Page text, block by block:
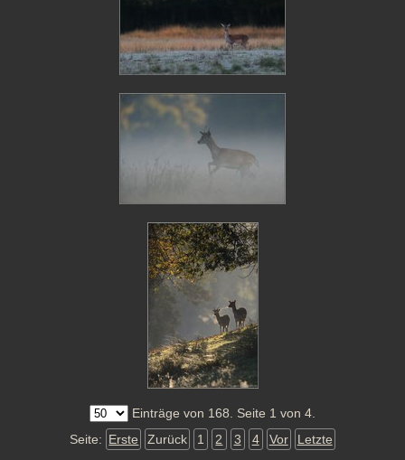
Einträge von 168. Seite 1 von 4.
Seite: Erste Zurück 1 2 3 4 Vor Letzte